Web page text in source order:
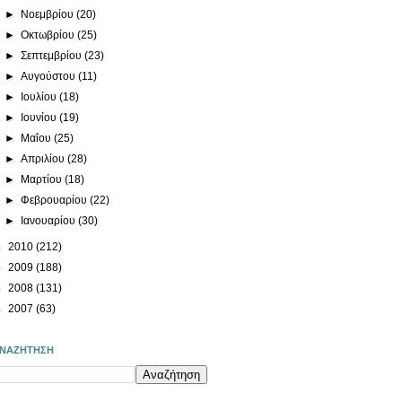
► Νοεμβρίου(20)
►Οκτωβρίου(25)
►Σεπτεμβρίου(23)
►Αυγούστου(11)
► Ιουλίου(18)
► Ιουνίου(19)
► Μαΐου(25)
►Απριλίου(28)
► Μαρτίου(18)
►Φεβρουαρίου(22)
► Ιανουαρίου(30)
2010 (212)
2009 (188)
2008 (131)
2007 (63)